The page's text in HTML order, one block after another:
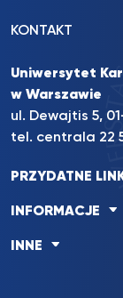
KONTAKT
Uniwersytet
w Warszawie
ul. Dewajtis 5,
tel. centrala 22
PRZYDATNE
INFORMACJE
INNE